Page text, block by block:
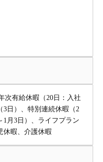
次有給休暇（20日：入社
3日）、特別連続休暇（2
1月3日）、ライフプラン
休暇、介護休暇